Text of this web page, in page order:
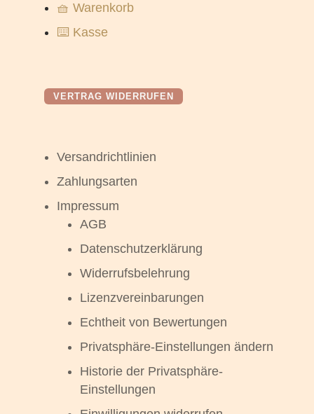
🧺 Warenkorb
⌨️ Kasse
VERTRAG WIDERRUFEN
Versandrichtlinien
Zahlungsarten
Impressum
AGB
Datenschutzerklärung
Widerrufsbelehrung
Lizenzvereinbarungen
Echtheit von Bewertungen
Privatsphäre-Einstellungen ändern
Historie der Privatsphäre-
Einstellungen